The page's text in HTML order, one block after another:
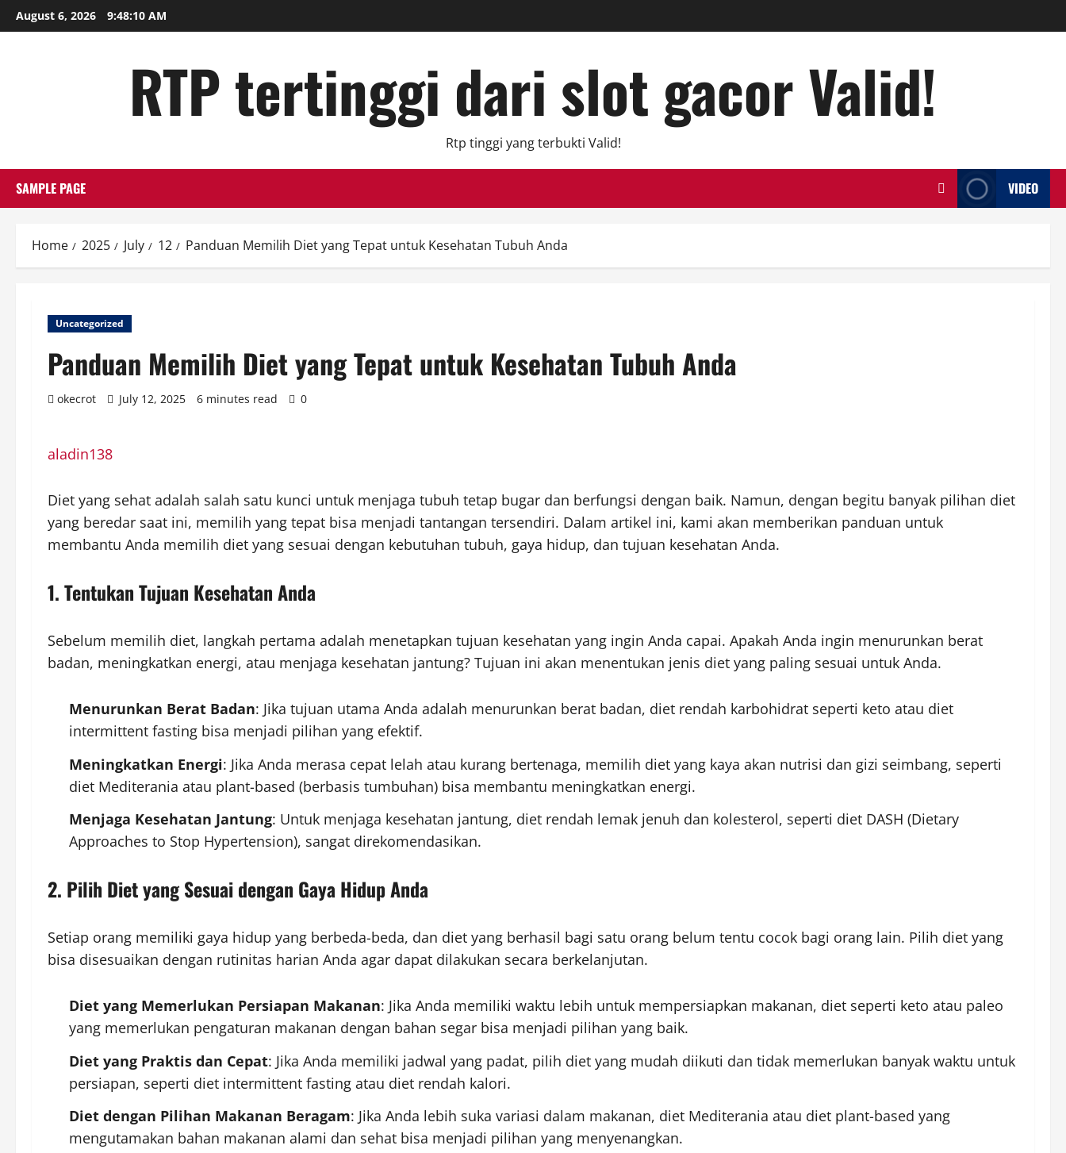
Skip
to
August 6, 2026 9:48:11 AM
RTP tertinggi dari slot gacor Valid!
Rtp tinggi yang terbukti Valid!
SAMPLE PAGE VIDEO
Home 2025 July 12 Panduan Memilih Diet yang Tepat untuk Kesehatan Tubuh Anda
Uncategorized
Panduan Memilih Diet yang Tepat untuk Kesehatan Tubuh Anda
okecrot July 12, 2025 6 minutes read 0
aladin138
Diet yang sehat adalah salah satu kunci untuk menjaga tubuh tetap bugar dan berfungsi dengan baik. Namun, dengan begitu banyak pilihan diet
yang beredar saat ini, memilih yang tepat bisa menjadi tantangan tersendiri. Dalam artikel ini, kami akan memberikan panduan untuk
membantu Anda memilih diet yang sesuai dengan kebutuhan tubuh, gaya hidup, dan tujuan kesehatan Anda.
1. Tentukan Tujuan Kesehatan Anda
Sebelum memilih diet, langkah pertama adalah menetapkan tujuan kesehatan yang ingin Anda capai. Apakah Anda ingin menurunkan berat
badan, meningkatkan energi, atau menjaga kesehatan jantung? Tujuan ini akan menentukan jenis diet yang paling sesuai untuk Anda.
Menurunkan Berat Badan: Jika tujuan utama Anda adalah menurunkan berat badan, diet rendah karbohidrat seperti keto atau diet
intermittent fasting bisa menjadi pilihan yang efektif.
Meningkatkan Energi: Jika Anda merasa cepat lelah atau kurang bertenaga, memilih diet yang kaya akan nutrisi dan gizi seimbang, seperti
diet Mediterania atau plant-based (berbasis tumbuhan) bisa membantu meningkatkan energi.
Menjaga Kesehatan Jantung: Untuk menjaga kesehatan jantung, diet rendah lemak jenuh dan kolesterol, seperti diet DASH (Dietary
Approaches to Stop Hypertension), sangat direkomendasikan.
2. Pilih Diet yang Sesuai dengan Gaya Hidup Anda
Setiap orang memiliki gaya hidup yang berbeda-beda, dan diet yang berhasil bagi satu orang belum tentu cocok bagi orang lain. Pilih diet yang
bisa disesuaikan dengan rutinitas harian Anda agar dapat dilakukan secara berkelanjutan.
Diet yang Memerlukan Persiapan Makanan: Jika Anda memiliki waktu lebih untuk mempersiapkan makanan, diet seperti keto atau paleo
yang memerlukan pengaturan makanan dengan bahan segar bisa menjadi pilihan yang baik.
Diet yang Praktis dan Cepat: Jika Anda memiliki jadwal yang padat, pilih diet yang mudah diikuti dan tidak memerlukan banyak waktu untuk
persiapan, seperti diet intermittent fasting atau diet rendah kalori.
Diet dengan Pilihan Makanan Beragam: Jika Anda lebih suka variasi dalam makanan, diet Mediterania atau diet plant-based yang
mengutamakan bahan makanan alami dan sehat bisa menjadi pilihan yang menyenangkan.